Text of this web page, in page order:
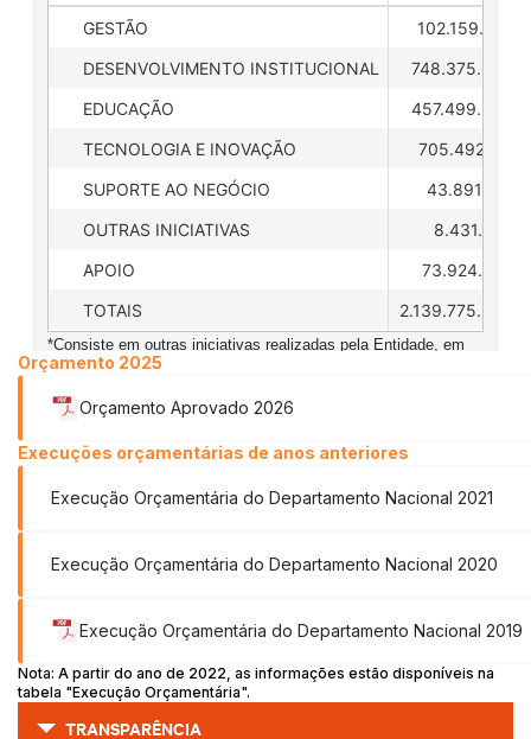
Orçamento 2025
Orçamento Aprovado 2026
Execuções orçamentárias de anos anteriores
Execução Orçamentária do Departamento Nacional 2021
Execução Orçamentária do Departamento Nacional 2020
Execução Orçamentária do Departamento Nacional 2019
Nota: A partir do ano de 2022, as informações estão disponíveis na
tabela "Execução Orçamentária".
TRANSPARÊNCIA